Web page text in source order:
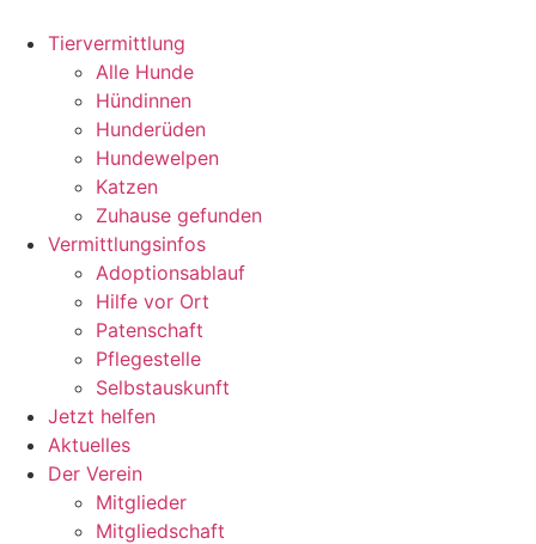
Inhalt
wechseln
Tiervermittlung
Alle Hunde
Hündinnen
Hunderüden
Hundewelpen
Katzen
Zuhause gefunden
Vermittlungsinfos
Adoptionsablauf
Hilfe vor Ort
Patenschaft
Pflegestelle
Selbstauskunft
Jetzt helfen
Aktuelles
Der Verein
Mitglieder
Mitgliedschaft